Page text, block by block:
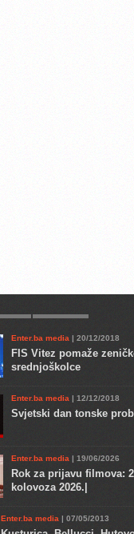
Enter.ba media | 20/12/2018
FIS Vitez pomaže
srednjoškolce
Enter.ba media | 12/12/2018
Svjetski dan tonske
Enter.ba media | 19/06/2026
Rok za prijavu filmova:
kolovoza 2026.|
Enter.ba media | 07/05/2013